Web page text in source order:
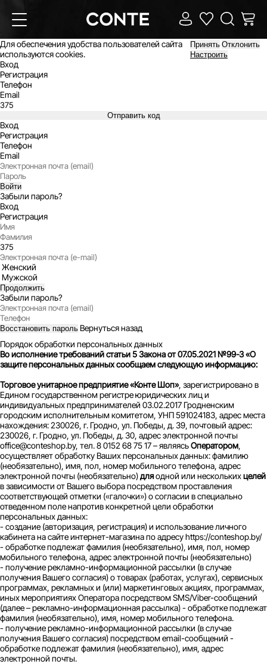
Для обеспечения удобства пользователей сайта
используются cookies.
Принять Отклонить
Настроить
Вход
Регистрация
Телефон
Email
Отправить код
Вход
Регистрация
Телефон
Email
Войти
Забыли пароль?
Вход
Регистрация
Женский
Мужской
Продолжить
Забыли пароль?
Восстановить пароль Вернуться назад
Порядок обработки персональных данных
Во исполнение требований статьи 5 Закона от 07.05.2021 №99-З «О
защите персональных данных сообщаем следующую информацию:
Торговое унитарное предприятие «Конте Шоп», зарегистрировано в
Едином государственном регистре юридических лиц и
индивидуальных предпринимателей 03.02.2017 Гродненским
городским исполнительным комитетом, УНП 591024183, адрес места
нахождения: 230026, г. Гродно, ул. Победы, д. 39, почтовый адрес:
230026, г. Гродно, ул. Победы, д. 30, адрес электронной почты
office@conteshop.by, тел. 8 0152 68 75 17 – являясьОператором,
осуществляет обработку Ваших персональных данных: фамилию
(необязательно), имя, пол, номер мобильного телефона, адрес
электронной почты (необязательно)дляодной или несколькихцелей
в зависимости от Вашего выбора посредством проставления
соответствующей отметки («галочки») о согласии в специально
отведенном поле напротив конкретной цели обработки
персональных данных:
- создание (авторизация, регистрация) и использование личного
кабинета на сайте интернет-магазина по адресу https://conteshop.by/
- обработке подлежат фамилия (необязательно), имя, пол, номер
мобильного телефона, адрес электронной почты (необязательно)
- получение рекламно-информационной рассылки (в случае
получения Вашего согласия) о товарах (работах, услугах), сервисных
программах, рекламных и (или) маркетинговых акциях, программах,
иных мероприятиях Оператора посредством SMS/Viber-сообщений
(далее – рекламно-информационная рассылка) - обработке подлежат
фамилия (необязательно), имя, номер мобильного телефона.
- получение рекламно-информационной рассылки (в случае
получения Вашего согласия) посредством email-сообщений -
обработке подлежат фамилия (необязательно), имя, адрес
электронной почты.